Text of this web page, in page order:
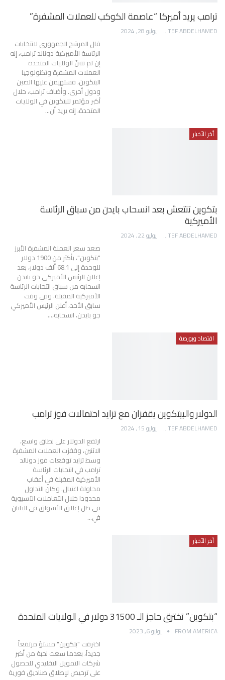
ترامب يريد أميركا “عاصمة الكوكب للعملات المشفرة”
AWATEF ABDELHAMED يوليو 28, 2024
قال المرشح الجمهوري لانتخابات
الرئاسة الأميركية دونالد ترامب، إنه
إن لم تتبنَّ الولايات المتحدة
العملات المشفرة وتكنولوجيا
البتكوين، فستهيمن عليها الصين
ودول أخرى. وأضاف ترامب، خلال
أكبر مؤتمر للبتكوين في الولايات
المتحدة، إنه يريد أن…
أخر الأخبار
بتكوين تنتعش بعد انسحاب بايدن من سباق الرئاسة
الأميركية
AWATEF ABDELHAMED يوليو 22, 2024
صعد سعر العملة المشفرة الأبرز
"بتكوين"، بأكثر من 1900 دولار
للوحدة إلى 68.1 ألف دولار، بعد
إعلان الرئيس الأميركي جو بايدن
انسحابه من سباق انتخابات الرئاسة
الأميركية المقبلة. وفي وقت
سابق الأحد، أعلن الرئيس الأميركي
جو بايدن، انسحابه،…
اقتصاد وبورصة
الدولار والبيتكوين يقفزان مع تزايد احتمالات فوز ترامب
AWATEF ABDELHAMED يوليو 15, 2024
ارتفع الدولار على نطاق واسع،
الاثنين، وقفزت العملات المشفرة
وسط تزايد توقعات فوز دونالد
ترامب في انتخابات الرئاسة
الأميركية المقبلة في أعقاب
محاولة اغتيال. وكان التداول
محدودا خلال التعاملات الآسيوية
في ظل إغلاق الأسواق في اليابان
في…
أخر الأخبار
“بتكوين” تخترق حاجز الـ 31500 دولار في الولايات المتحدة
FROM AMERICA يوليو 6, 2023
اخترقت "بتكوين" مستوً مرتفعاً
جديداً، بعدما سعت نخبة من أكبر
شركات التمويل التقليدي للحصول
على ترخيص لإطلاق صناديق فورية